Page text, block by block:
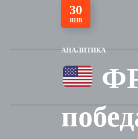
30
ЯНВ
АНАЛИТИКА